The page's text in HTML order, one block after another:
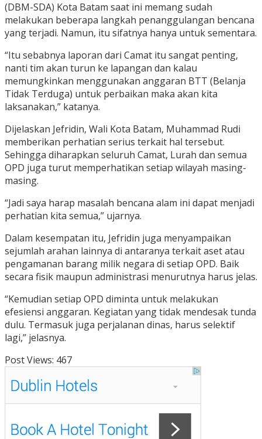
(DBM-SDA) Kota Batam saat ini memang sudah
melakukan beberapa langkah penanggulangan bencana
yang terjadi. Namun, itu sifatnya hanya untuk sementara.
“Itu sebabnya laporan dari Camat itu sangat penting,
nanti tim akan turun ke lapangan dan kalau
memungkinkan menggunakan anggaran BTT (Belanja
Tidak Terduga) untuk perbaikan maka akan kita
laksanakan,” katanya.
Dijelaskan Jefridin, Wali Kota Batam, Muhammad Rudi
memberikan perhatian serius terkait hal tersebut.
Sehingga diharapkan seluruh Camat, Lurah dan semua
OPD juga turut memperhatikan setiap wilayah masing-
masing.
“Jadi saya harap masalah bencana alam ini dapat menjadi
perhatian kita semua,” ujarnya.
Dalam kesempatan itu, Jefridin juga menyampaikan
sejumlah arahan lainnya di antaranya terkait aset atau
pengamanan barang milik negara di setiap OPD. Baik
secara fisik maupun administrasi menurutnya harus jelas.
“Kemudian setiap OPD diminta untuk melakukan
efesiensi anggaran. Kegiatan yang tidak mendesak tunda
dulu. Termasuk juga perjalanan dinas, harus selektif
lagi,” jelasnya.
Post Views: 467